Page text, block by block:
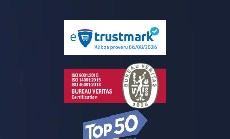
Pločice za kupatilo